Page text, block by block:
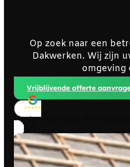
Op zoek naar een
Dakwerken. Wij zijn
omgeving
Vrijblijvende offerte
Klanten beoordelen ons met